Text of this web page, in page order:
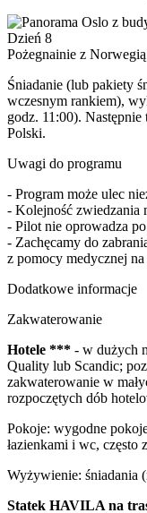
Dzień 8
Pożegnainie z
Śniadanie (lub pakiety
wczesnym rankiem),
godz. 11:00).
Polski.
Uwagi do programu
- Program może ulec
- Kolejność zwiedzania
- Pilot nie oprowadza
- Zachęcamy do
z pomocy medycznej na
Dodatkowe informacje
Zakwaterowanie
Hotele *** - w dużych
Quality lub Scandic;
zakwaterowanie w
rozpoczętych dób
Pokoje: wygodne
łazienkami i wc, często
Wyżywienie: śniadania
Statek HAVILA na